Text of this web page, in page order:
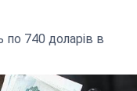
740 доларів в